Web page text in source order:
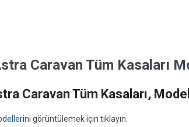
Caravan Tüm Kasaları
Caravan Tüm Kasaları,
ni görüntülemek için tıklayın.